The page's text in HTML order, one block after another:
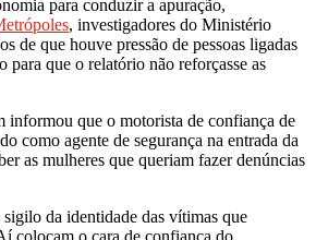
para conduzir a apuração,
, investigadores do Ministério
de que houve pressão de pessoas ligadas
para que o relatório não reforçasse as
informou que o motorista de confiança de
como agente de segurança na entrada da
as mulheres que queriam fazer denúncias
da identidade das vítimas que
colocam o cara de confiança do